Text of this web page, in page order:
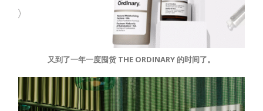
又到了一年一度囤货 THE ORDINARY 的时间了。